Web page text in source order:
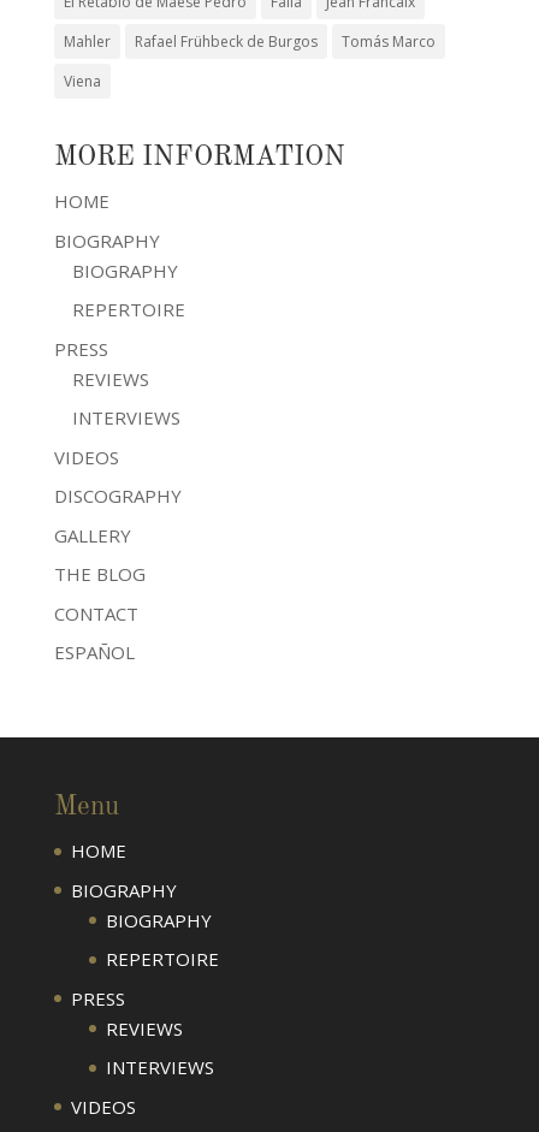
Mahler
Rafael Frühbeck de Burgos
Tomás Marco
Viena
MORE INFORMATION
HOME
BIOGRAPHY
BIOGRAPHY
REPERTOIRE
PRESS
REVIEWS
INTERVIEWS
VIDEOS
DISCOGRAPHY
GALLERY
THE BLOG
CONTACT
ESPAÑOL
Menu
HOME
BIOGRAPHY
BIOGRAPHY
REPERTOIRE
PRESS
REVIEWS
INTERVIEWS
VIDEOS